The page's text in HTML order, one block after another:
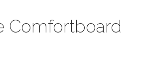
Comfortboard